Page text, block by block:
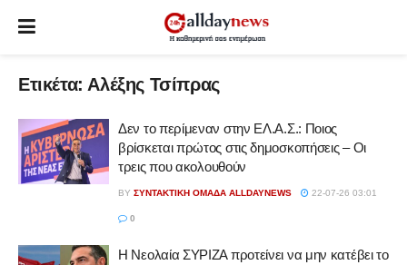
Ετικέτα: Αλέξης Τσίπρας
Δεν το περίμεναν στην ΕΛ.Α.Σ.: Ποιος
βρίσκεται πρώτος στις δημοσκοπήσεις – Οι
τρεις που ακολουθούν
BY ΣΥΝΤΑΚΤΙΚΉ ΟΜΆΔΑ ALLDAYNEWS 22-07-26 03:01
0
Η Νεολαία ΣΥΡΙΖΑ προτείνει να μην κατέβει το